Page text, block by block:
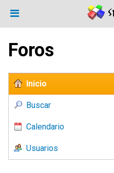
Foros
Inicio
Buscar
Calendario
Usuarios